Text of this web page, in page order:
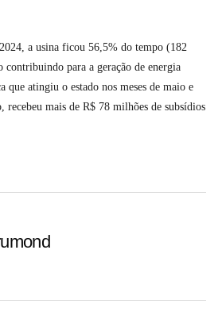
a usina ficou 56,5% do tempo (182
contribuindo para a geração de energia
que atingiu o estado nos meses de maio e
recebeu mais de R$ 78 milhões de subsídios